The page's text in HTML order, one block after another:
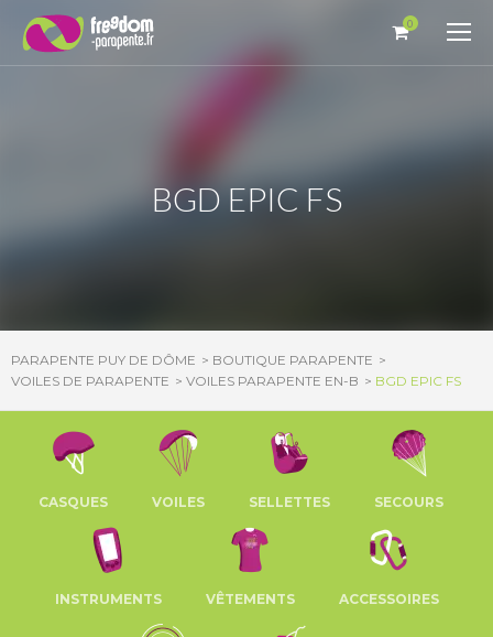
0
BGD EPIC FS
PARAPENTE PUY DE DÔME
BOUTIQUE PARAPENTE
VOILES DE PARAPENTE
VOILES PARAPENTE EN-B BGD EPIC FS
CASQUES VOILES SELLETTES SECOURS
INSTRUMENTS VÊTEMENTS ACCESSOIRES